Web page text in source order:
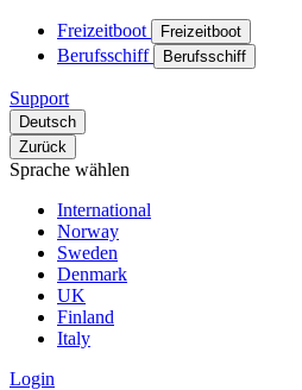
Freizeitboot Freizeitboot
Berufsschiff Berufsschiff
Support
Deutsch
Zurück
Sprache wählen
International
Norway
Sweden
Denmark
UK
Finland
Italy
Login